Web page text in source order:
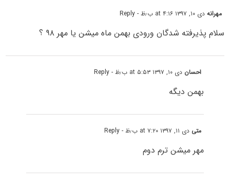
مهرانهدی ۱۰, ۱۳۹۷ at ۴:۱۶ ب٫ظ - Reply
سلام پذیرفته شدگان ورودی بهمن ماه میشن یا مهر ۹۸ ؟
احسان دی ۱۰, ۱۳۹۷ at ۵:۵۳ ب٫ظ - Reply
بهمن دیگه
متی دی ۱۱, ۱۳۹۷ at ۷:۲۰ ب٫ظ - Reply
مهر میشن ترم دوم